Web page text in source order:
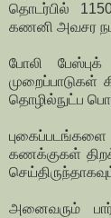
தொடர்பில்
கணனி அவசர
போலி
முறைப்பாடுகள்
தொழில்நுட்ப
கணக்குகள்
அனைவரும்